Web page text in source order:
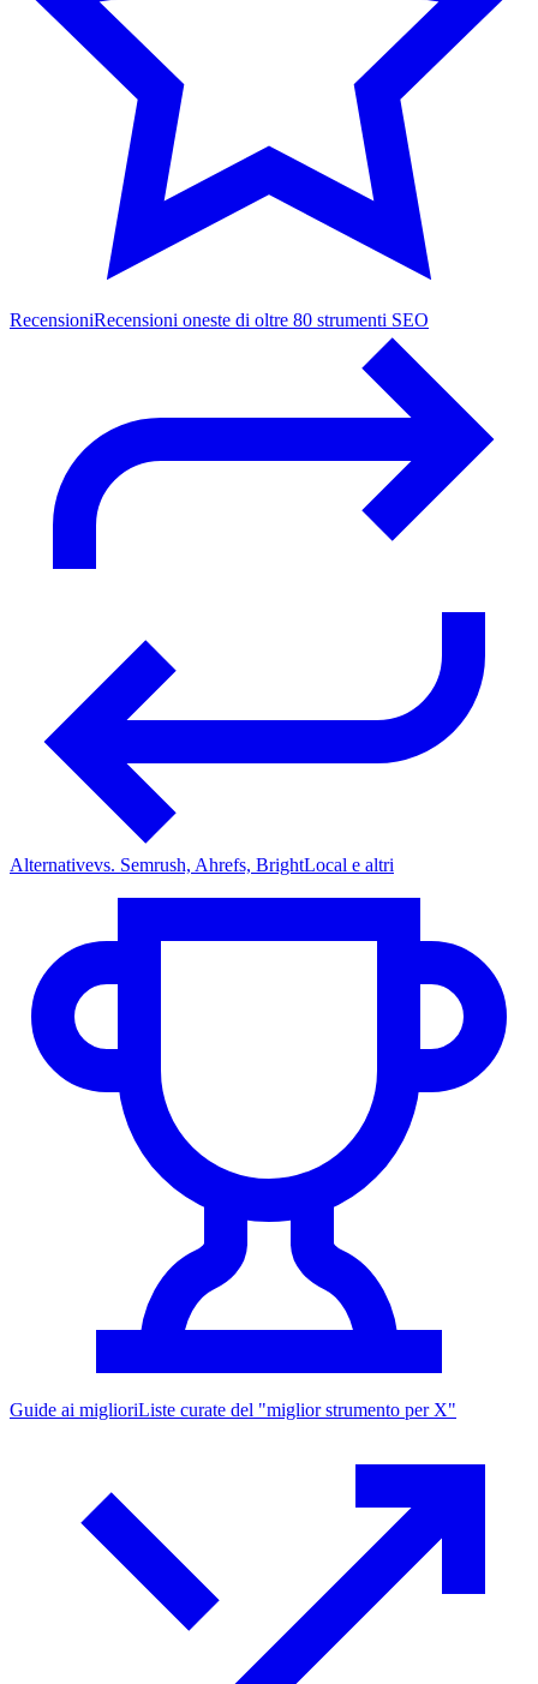
RecensioniRecensioni oneste di oltre 80 strumenti SEO
Alternativevs. Semrush, Ahrefs, BrightLocal e altri
Guide ai miglioriListe curate del "miglior strumento per X"